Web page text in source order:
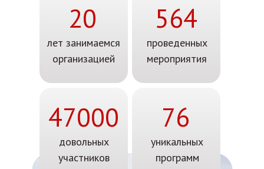
20
лет занимаемся
организацией
564
проведенных
мероприятия
47000
довольных
участников
76
уникальных
программ